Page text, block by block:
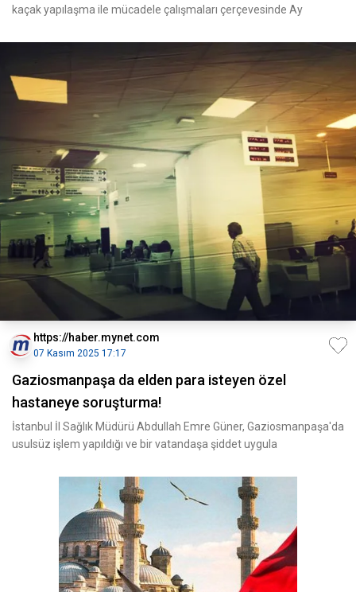
kaçak yapılaşma ile mücadele çalışmaları çerçevesinde Ay
https://haber.mynet.com
07 Kasım 2025 17:17
Gaziosmanpaşa da elden para isteyen özel
hastaneye soruşturma!
İstanbul İl Sağlık Müdürü Abdullah Emre Güner, Gaziosmanpaşa'da
usulsüz işlem yapıldığı ve bir vatandaşa şiddet uygula